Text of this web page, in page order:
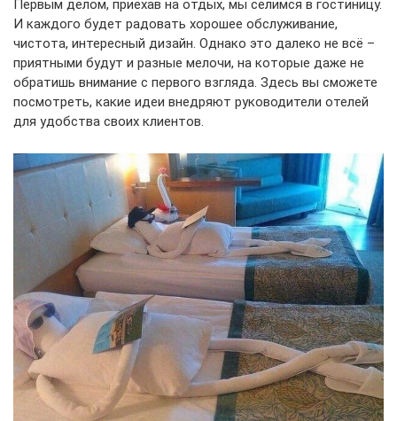
Первым делом, приехав на отдых, мы селимся в гостиницу.
И каждого будет радовать хорошее обслуживание,
чистота, интересный дизайн. Однако это далеко не всё –
приятными будут и разные мелочи, на которые даже не
обратишь внимание с первого взгляда. Здесь вы сможете
посмотреть, какие идеи внедряют руководители отелей
для удобства своих клиентов.